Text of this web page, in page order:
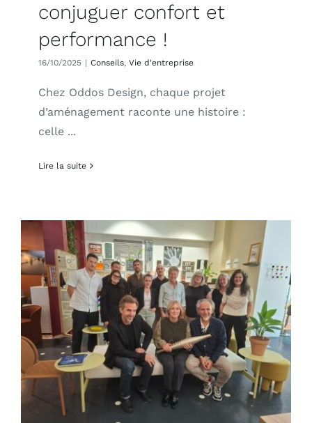
conjuguer confort et
performance !
16/10/2025 | Conseils, Vie d'entreprise
Chez Oddos Design, chaque projet
d’aménagement raconte une histoire :
celle ...
Lire la suite